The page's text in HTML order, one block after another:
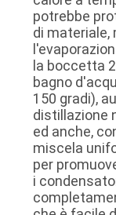
potrebbe
di materiale,
la boccetta
bagno
150 gradi),
distillazione
ed anche,
miscela
per
i